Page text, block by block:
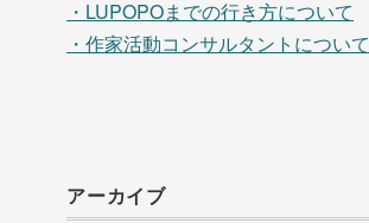
・LUPOPOまでの行き方について
・作家活動コンサルタントについて
アーカイブ